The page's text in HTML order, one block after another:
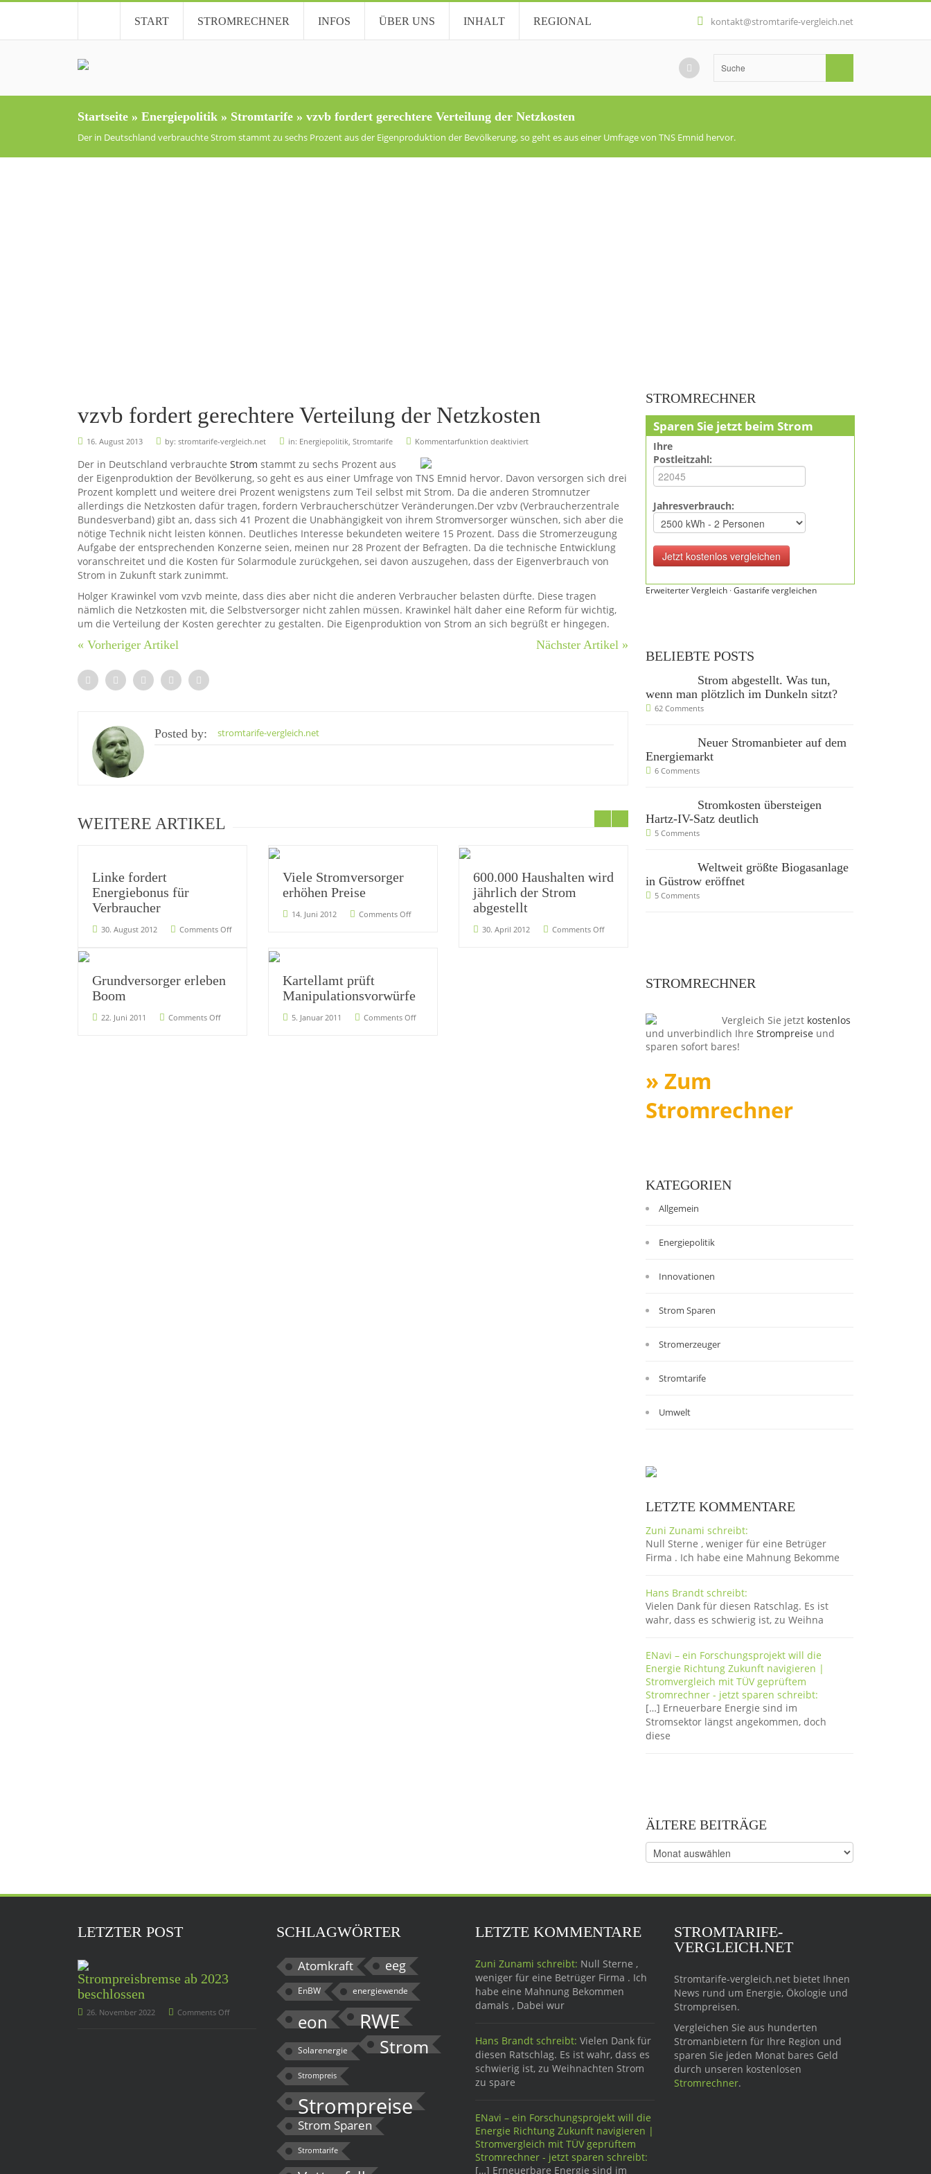
START STROMRECHNER INFOS ÜBER UNS INHALT REGIONAL kontakt@stromtarife-vergleich.net
Startseite » Energiepolitik » Stromtarife » vzvb fordert gerechtere Verteilung der Netzkosten
Der in Deutschland verbrauchte Strom stammt zu sechs Prozent aus der Eigenproduktion der Bevölkerung, so geht es aus einer Umfrage von TNS Emnid hervor.
vzvb fordert gerechtere Verteilung der Netzkosten
16. August 2013 by: stromtarife-vergleich.net in: Energiepolitik, Stromtarife Kommentarfunktion deaktiviert
Der in Deutschland verbrauchte Strom stammt zu sechs Prozent aus
der Eigenproduktion der Bevölkerung, so geht es aus einer Umfrage von TNS Emnid hervor. Davon versorgen sich drei
Prozent komplett und weitere drei Prozent wenigstens zum Teil selbst mit Strom. Da die anderen Stromnutzer
allerdings die Netzkosten dafür tragen, fordern Verbraucherschützer Veränderungen.Der vzbv (Verbraucherzentrale
Bundesverband) gibt an, dass sich 41 Prozent die Unabhängigkeit von ihrem Stromversorger wünschen, sich aber die
nötige Technik nicht leisten können. Deutliches Interesse bekundeten weitere 15 Prozent. Dass die Stromerzeugung
Aufgabe der entsprechenden Konzerne seien, meinen nur 28 Prozent der Befragten. Da die technische Entwicklung
voranschreitet und die Kosten für Solarmodule zurückgehen, sei davon auszugehen, dass der Eigenverbrauch von
Strom in Zukunft stark zunimmt.
Holger Krawinkel vom vzvb meinte, dass dies aber nicht die anderen Verbraucher belasten dürfte. Diese tragen
nämlich die Netzkosten mit, die Selbstversorger nicht zahlen müssen. Krawinkel hält daher eine Reform für wichtig,
um die Verteilung der Kosten gerechter zu gestalten. Die Eigenproduktion von Strom an sich begrüßt er hingegen.
« Vorheriger Artikel Nächster Artikel »
Posted by: stromtarife-vergleich.net
WEITERE ARTIKEL
Linke fordert
Energiebonus für
Verbraucher
30. August 2012 Comments Off
Viele Stromversorger
erhöhen Preise
14. Juni 2012 Comments Off
600.000 Haushalten wird
jährlich der Strom
abgestellt
30. April 2012 Comments Off
Grundversorger erleben
Boom
22. Juni 2011 Comments Off
Kartellamt prüft
Manipulationsvorwürfe
5. Januar 2011 Comments Off
STROMRECHNER
Sparen Sie jetzt beim Strom
Ihre
Postleitzahl:
Jahresverbrauch:
Erweiterter Vergleich ·Gastarife vergleichen
BELIEBTE POSTS
Strom abgestellt. Was tun,
wenn man plötzlich im Dunkeln sitzt?
62 Comments
Neuer Stromanbieter auf dem
Energiemarkt
6 Comments
Stromkosten übersteigen
Hartz-IV-Satz deutlich
5 Comments
Weltweit größte Biogasanlage
in Güstrow eröffnet
5 Comments
STROMRECHNER
Vergleich Sie jetzt kostenlos
und unverbindlich Ihre Strompreise und
sparen sofort bares!
» Zum
Stromrechner
KATEGORIEN
Allgemein
Energiepolitik
Innovationen
Strom Sparen
Stromerzeuger
Stromtarife
Umwelt
LETZTE KOMMENTARE
Zuni Zunami schreibt:
Null Sterne , weniger für eine Betrüger
Firma . Ich habe eine Mahnung Bekomme
Hans Brandt schreibt:
Vielen Dank für diesen Ratschlag. Es ist
wahr, dass es schwierig ist, zu Weihna
ENavi – ein Forschungsprojekt will die
Energie Richtung Zukunft navigieren |
Stromvergleich mit TÜV geprüftem
Stromrechner - jetzt sparen schreibt:
[…] Erneuerbare Energie sind im
Stromsektor längst angekommen, doch
diese
ÄLTERE BEITRÄGE
Ältere
Beiträge
LETZTER POST
Strompreisbremse ab 2023
beschlossen
26. November 2022 Comments Off
SCHLAGWÖRTER
Atomkraft eeg
EnBW energiewende
eon RWE
Solarenergie Strom
Strompreis
Strompreise
Strom Sparen
Stromtarife
LETZTE KOMMENTARE
Zuni Zunami schreibt: Null Sterne ,
weniger für eine Betrüger Firma . Ich
habe eine Mahnung Bekommen
damals , Dabei wur
Hans Brandt schreibt: Vielen Dank für
diesen Ratschlag. Es ist wahr, dass es
schwierig ist, zu Weihnachten Strom
zu spare
ENavi – ein Forschungsprojekt will die
Energie Richtung Zukunft navigieren |
Stromvergleich mit TÜV geprüftem
Stromrechner - jetzt sparen schreibt:
[…] Erneuerbare Energie sind im
STROMTARIFE-
VERGLEICH.NET
Stromtarife-vergleich.net bietet Ihnen
News rund um Energie, Ökologie und
Strompreisen.
Vergleichen Sie aus hunderten
Stromanbietern für Ihre Region und
sparen Sie jeden Monat bares Geld
durch unseren kostenlosen
Stromrechner.